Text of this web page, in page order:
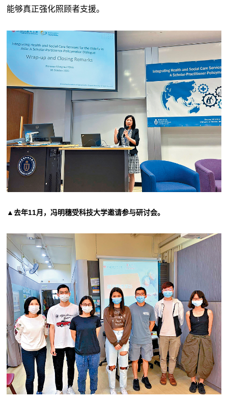
能够真正强化照顾者支援。
▲去年11月，冯明穗受科技大学邀请参与研讨会。